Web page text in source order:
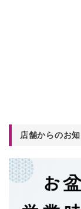
店舗からのお